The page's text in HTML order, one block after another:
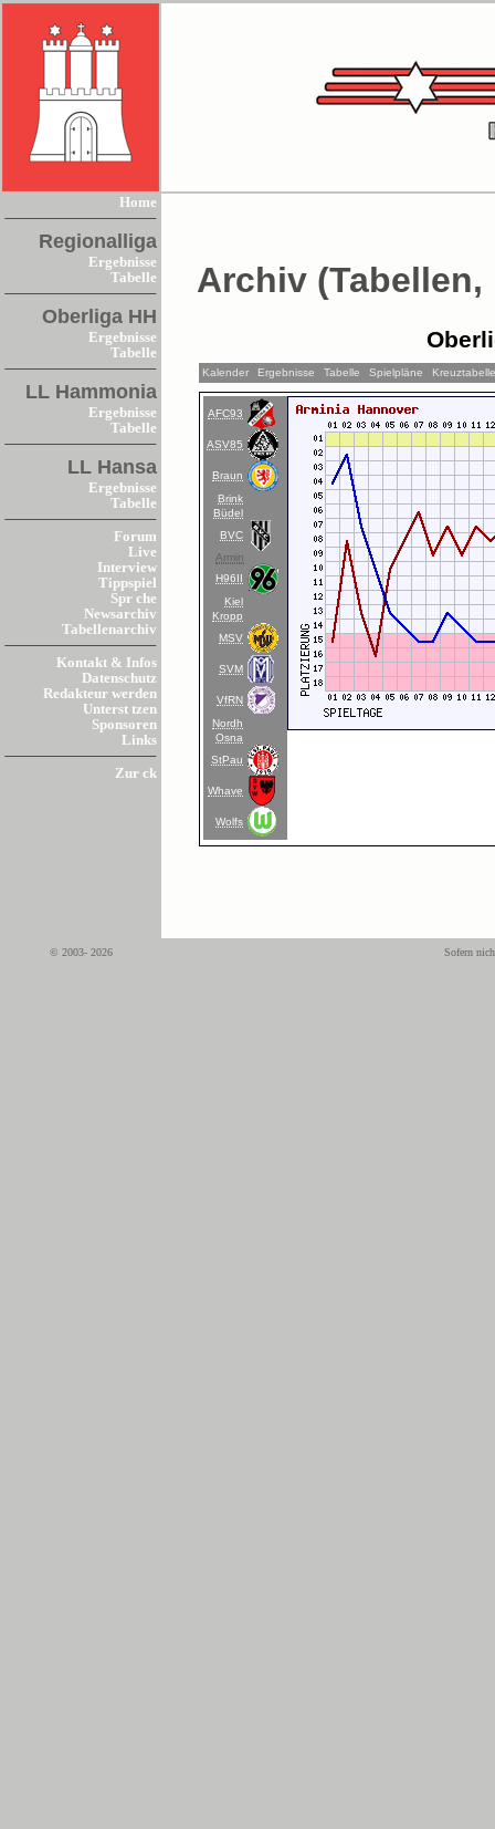
Home
Regionalliga
Ergebnisse
Tabelle
Oberliga HH
Ergebnisse
Tabelle
LL Hammonia
Ergebnisse
Tabelle
LL Hansa
Ergebnisse
Tabelle
Forum
Live
Interview
Tippspiel
Spr che
Newsarchiv
Tabellenarchiv
Kontakt & Infos
Datenschutz
Redakteur werden
Unterst tzen
Sponsoren
Links
Zur ck
Archiv
Kalender Ergebnisse Tabelle Spielpläne
AFC93
ASV85
Braun
Brink
Büdel
BVC
Armin
H96II
Kiel
Kropp
MSV
SVM
VfRN
Nordh
Osna
StPau
Whave
Wolfs
© 2003- 2026 Sofern